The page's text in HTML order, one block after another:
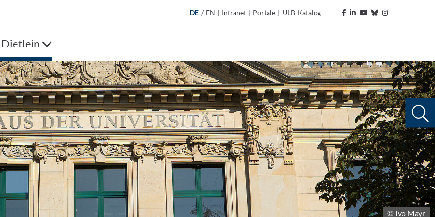
DE / EN | Intranet | Portale | ULB-Katalog
Dietlein
© Ivo Mayr